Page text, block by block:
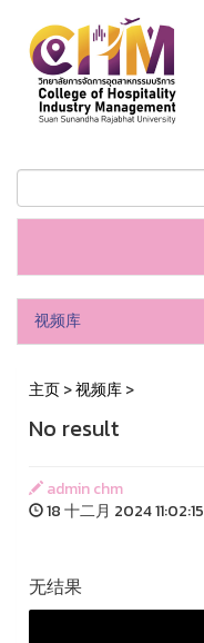
视频库
主页>视频库>
No result
admin chm
18 十二月 2024 11:02:15
无结果